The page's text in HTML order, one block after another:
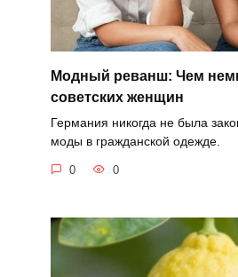
Модный реванш: Чем
советских женщин
Германия никогда не была
моды в гражданской одежде.
0 0